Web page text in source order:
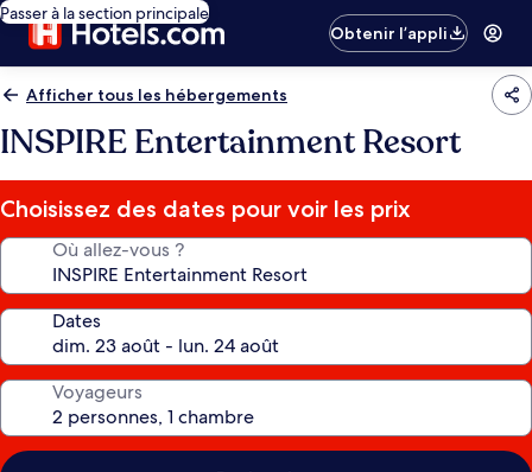
Passer à la section principale
Obtenir l’appli
Afficher tous les hébergements
INSPIRE Entertainment Resort
Choisissez des dates pour voir les prix
Où allez-vous ?
Dates
Voyageurs